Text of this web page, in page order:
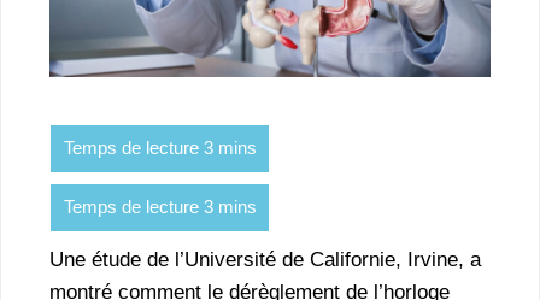
Une étude de l’Université de Californie, Irvine, a
montré comment le dérèglement de l’horloge